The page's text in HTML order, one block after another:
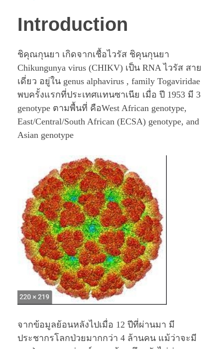
Introduction
ชิคุณกุนยา เกิดจากเชื้อไวรัส ชิคุนกุนยา
Chikungunya virus (CHIKV) เป็น RNA ไวรัส สาย
เดี่ยว อยู่ใน genus alphavirus , family Togaviridae
พบครั้งแรกที่ประเทศแทนซาเนีย เมื่อ ปี 1953 มี 3
genotype ตามพื้นที่ คือWest African genotype,
East/Central/South African (ECSA) genotype, and
Asian genotype
จากข้อมูลย้อนหลังไปเมื่อ 12 ปีที่ผ่านมา มี
ประชากรโลกป่วยมากกว่า 4 ล้านคน แม้ว่าจะมี